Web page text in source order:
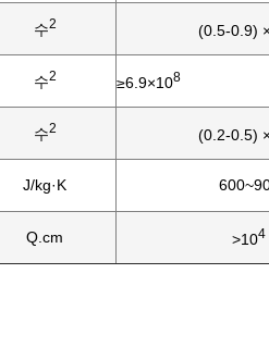
수2 (0.5-0.9)
수2 ≥6.9×108
수2 (0.2-0.5)
J/kg·K
Q.cm >104